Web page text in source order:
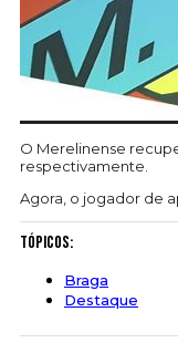
O Merelinense
respectivamente.
Agora, o jogador de
Tópicos:
Braga
Destaque